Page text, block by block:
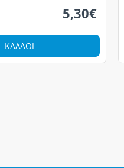
5,30€
ΚΑΛΆΘΙ